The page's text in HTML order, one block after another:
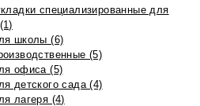
специализированные для
школы (6)
(5)
офиса (5)
детского сада (4)
лагеря (4)